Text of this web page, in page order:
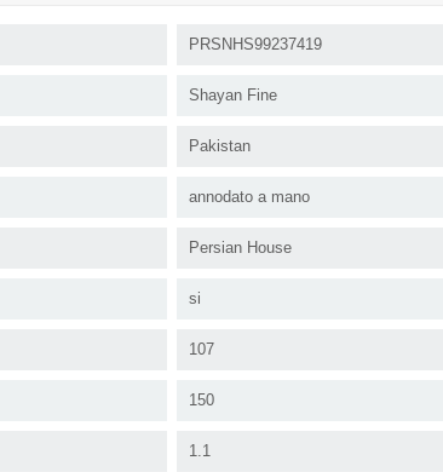
PRSNHS99237419
Shayan Fine
Pakistan
annodato a mano
Persian House
si
107
150
1.1